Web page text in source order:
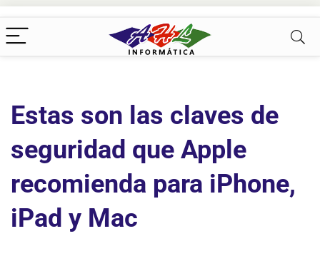
Estas son las claves de
seguridad que Apple
recomienda para iPhone,
iPad y Mac